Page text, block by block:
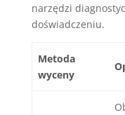
narzędzi
doświadczeniu.
Metoda
wyceny